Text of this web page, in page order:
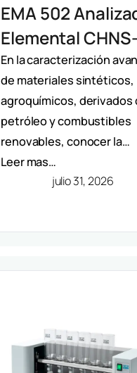
EMA 502
Elemental
Velp:
Directa De
Y Análisis
Multiparámetro
En la caracterización
de materiales sintéticos,
agroquímicos, derivados
petróleo y combustibles
renovables, conocer la…
Leer mas…
julio 31, 2026